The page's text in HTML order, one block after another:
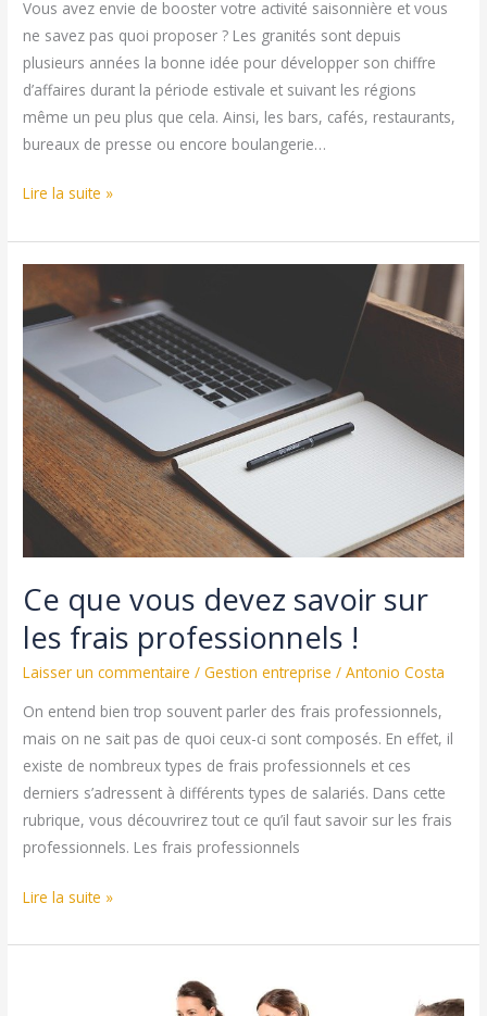
Vous avez envie de booster votre activité saisonnière et vous
ne savez pas quoi proposer ? Les granités sont depuis
plusieurs années la bonne idée pour développer son chiffre
d’affaires durant la période estivale et suivant les régions
même un peu plus que cela. Ainsi, les bars, cafés, restaurants,
bureaux de presse ou encore boulangerie…
Vendre
granites
bon
plan
de
l’été
Lire la suite »
Ce que vous devez savoir sur
les frais professionnels !
Laisser un commentaire /Gestion entreprise /Antonio Costa
On entend bien trop souvent parler des frais professionnels,
mais on ne sait pas de quoi ceux-ci sont composés. En effet, il
existe de nombreux types de frais professionnels et ces
derniers s’adressent à différents types de salariés. Dans cette
rubrique, vous découvrirez tout ce qu’il faut savoir sur les frais
professionnels. Les frais professionnels
Ce
vous
Lire la suite »